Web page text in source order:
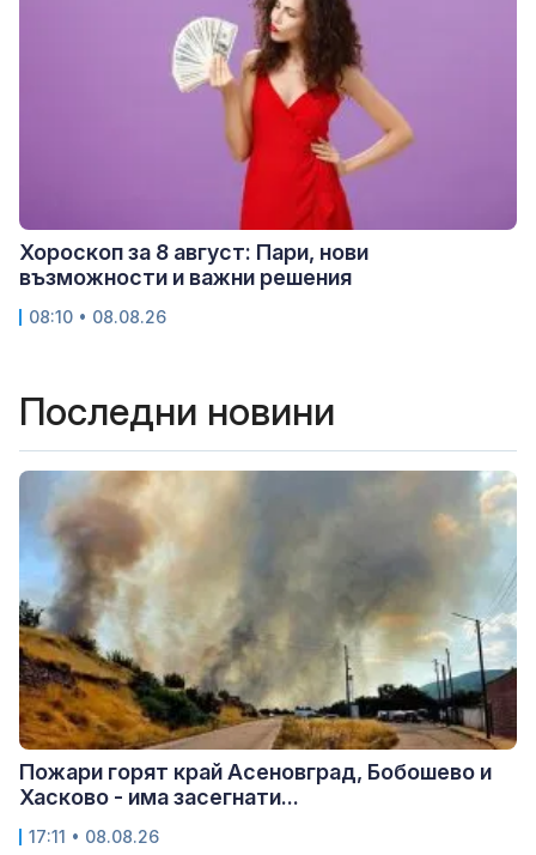
Хороскоп за 8 август: Пари, нови
възможности и важни решения
08:10 • 08.08.26
Последни новини
Пожари горят край Асеновград, Бобошево и
Хасково - има засегнати...
17:11 • 08.08.26